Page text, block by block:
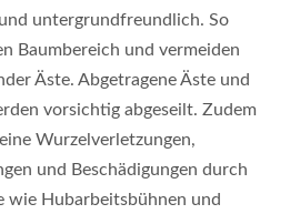
untergrundfreundlich. So
Baumbereich und vermeiden
Äste. Abgetragene Äste und
vorsichtig abgeseilt. Zudem
Wurzelverletzungen,
und Beschädigungen durch
wie Hubarbeitsbühnen und